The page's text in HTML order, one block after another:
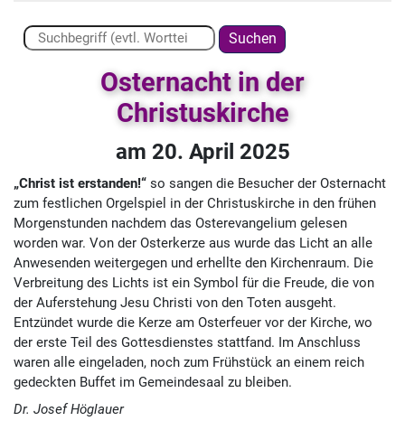
Suchen ...
Suchen
Osternacht in der
Christuskirche
am 20. April 2025
„Christ ist erstanden!“ so sangen die Besucher der Osternacht
zum festlichen Orgelspiel in der Christuskirche in den frühen
Morgenstunden nachdem das Osterevangelium gelesen
worden war. Von der Osterkerze aus wurde das Licht an alle
Anwesenden weitergegen und erhellte den Kirchenraum. Die
Verbreitung des Lichts ist ein Symbol für die Freude, die von
der Auferstehung Jesu Christi von den Toten ausgeht.
Entzündet wurde die Kerze am Osterfeuer vor der Kirche, wo
der erste Teil des Gottesdienstes stattfand. Im Anschluss
waren alle eingeladen, noch zum Frühstück an einem reich
gedeckten Buffet im Gemeindesaal zu bleiben.
Dr. Josef Höglauer